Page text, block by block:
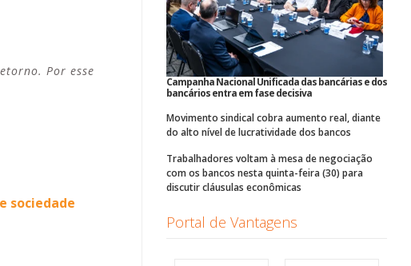
Por esse
sociedade
Campanha Nacional Unificada das bancárias e dos
bancários entra em fase decisiva
Movimento sindical cobra aumento real, diante
do alto nível de lucratividade dos bancos
Trabalhadores voltam à mesa de negociação
com os bancos nesta quinta-feira (30) para
discutir cláusulas econômicas
Portal de Vantagens